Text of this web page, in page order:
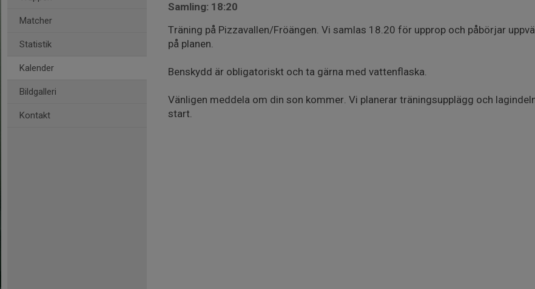
Matcher
Statistik
Kalender
Bildgalleri
Kontakt
Samling: 18:20
Träning på Pizzavallen/Fröängen. Vi samlas 18.20 för upprop och påbörjar
på planen.
Benskydd är obligatoriskt och ta gärna med vattenflaska.
Vänligen meddela om din son kommer. Vi planerar träningsupplägg och
start.